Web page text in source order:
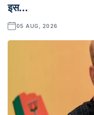
इस...
05 AUG, 2026